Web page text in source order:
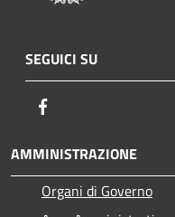
SEGUICI SU
AMMINISTRAZIONE
Organi di Governo